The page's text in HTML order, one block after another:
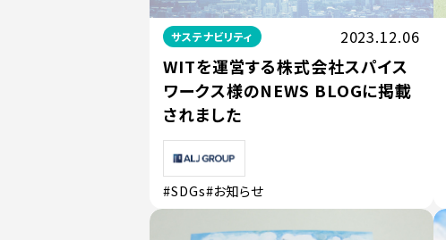
サステナビリティ 2023.12.06
WITを運営する株式会社スパイス
ワークス様のNEWS BLOGに掲載
されました
#SDGs#お知らせ